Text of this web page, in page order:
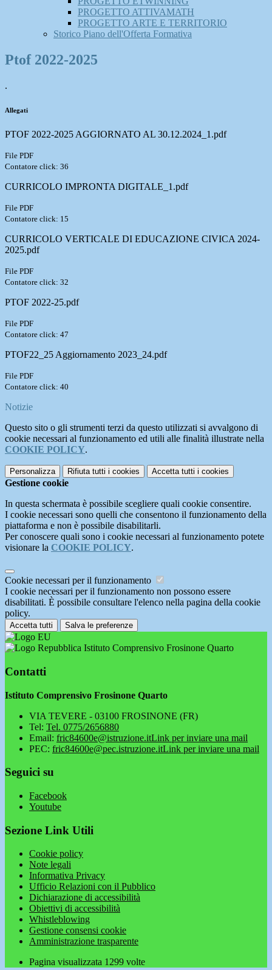
PROGETTO ATTIVAMATH
PROGETTO ARTE E TERRITORIO
Storico Piano dell'Offerta Formativa
Ptof 2022-2025
.
Allegati
PTOF 2022-2025 AGGIORNATO AL 30.12.2024_1.pdf
File PDF
Contatore click: 36
CURRICOLO IMPRONTA DIGITALE_1.pdf
File PDF
Contatore click: 15
CURRICOLO VERTICALE DI EDUCAZIONE CIVICA 2024-
2025.pdf
File PDF
Contatore click: 32
PTOF 2022-25.pdf
File PDF
Contatore click: 47
PTOF22_25 Aggiornamento 2023_24.pdf
File PDF
Contatore click: 40
Notizie
Questo sito o gli strumenti terzi da questo utilizzati si avvalgono di
cookie necessari al funzionamento ed utili alle finalità illustrate nella
COOKIE POLICY.
Personalizza Rifiuta tutti i cookies Accetta tutti i cookies
Gestione cookie
In questa schermata è possibile scegliere quali cookie consentire.
I cookie necessari sono quelli che consentono il funzionamento della
piattaforma e non è possibile disabilitarli.
Per conoscere quali sono i cookie necessari al funzionamento potete
visionare la COOKIE POLICY.
Cookie necessari per il funzionamento
I cookie necessari per il funzionamento non possono essere
disabilitati. È possibile consultare l'elenco nella pagina della cookie
policy.
Accetta tutti Salva le preferenze
Istituto Comprensivo Frosinone Quarto
Contatti
Istituto Comprensivo Frosinone Quarto
VIA TEVERE - 03100 FROSINONE (FR)
Tel: Tel. 0775/2656880
Email: fric84600e@istruzione.itLink per inviare una mail
PEC: fric84600e@pec.istruzione.itLink per inviare una mail
Seguici su
Facebook
Youtube
Sezione Link Utili
Cookie policy
Note legali
Informativa Privacy
Ufficio Relazioni con il Pubblico
Dichiarazione di accessibilità
Obiettivi di accessibilità
Whistleblowing
Gestione consensi cookie
Amministrazione trasparente
Pagina visualizzata 1299 volte